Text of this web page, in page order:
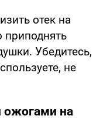
отек на
приподнять
Убедитесь,
не
ожогами на